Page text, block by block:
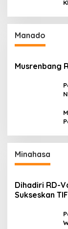
Manado
Musrenbang
Minahasa
Dihadiri RD-
Sukseskan